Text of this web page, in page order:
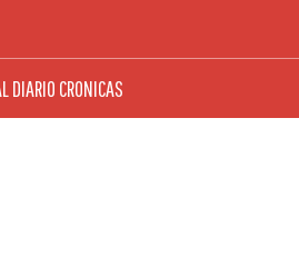
DIARIO CRONICAS